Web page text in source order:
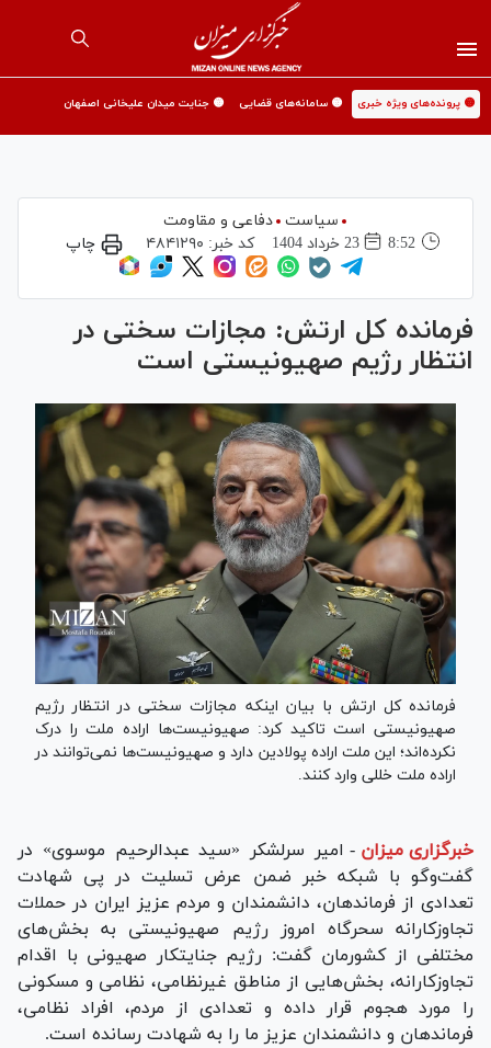
🟡 پرونده‌های ویژه خبری 🟡 سامانه‌های قضایی 🟡 جنایت میدان علیخانی اصفهان
سیاست
دفاعی و مقاومت
8:52
23 خرداد 1404 کد خبر: ۴۸۴۱۲۹۰ چاپ
فرمانده کل ارتش: مجازات سختی در
انتظار رژیم صهیونیستی است
فرمانده کل ارتش با بیان اینکه مجازات سختی در انتظار رژیم
صهیونیستی است تاکید کرد: صهیونیست‌ها اراده ملت را درک
نکرده‌اند؛ این ملت اراده پولادین دارد و صهیونیست‌ها نمی‌توانند در
اراده ملت خللی وارد کنند.
خبرگزاری میزان - امیر سرلشکر «سید عبدالرحیم موسوی» در
گفت‌و‌گو با شبکه خبر ضمن عرض تسلیت در پی شهادت
تعدادی از فرماندهان، دانشمندان و مردم عزیز ایران در حملات
تجاوزکارانه سحرگاه امروز رژیم صهیونیستی به بخش‌های
مختلفی از کشورمان گفت: رژیم جنایتکار صهیونی با اقدام
تجاوزکارانه، بخش‌هایی از مناطق غیرنظامی، نظامی و مسکونی
را مورد هجوم قرار داده و تعدادی از مردم، افراد نظامی،
فرماندهان و دانشمندان عزیز ما را به شهادت رسانده است.